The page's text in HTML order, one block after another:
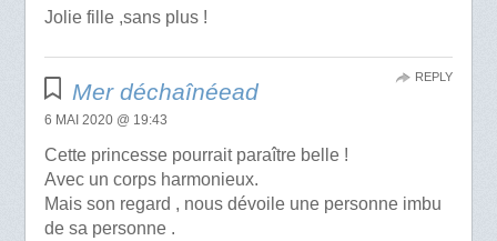
Jolie fille ,sans plus !
Mer déchaînéead
6 MAI 2020 @ 19:43
Cette princesse pourrait paraître belle !
Avec un corps harmonieux.
Mais son regard , nous dévoile une personne imbu
de sa personne .
REPLY